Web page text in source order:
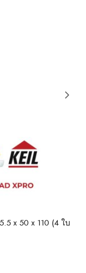
x 50 x 110 (4 ใบ